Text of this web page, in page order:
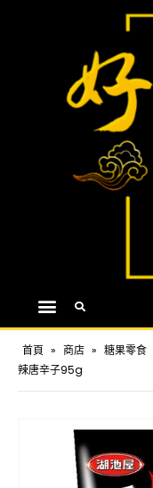
首頁 » 商店 » 糖果零食
辣唐辛子95g